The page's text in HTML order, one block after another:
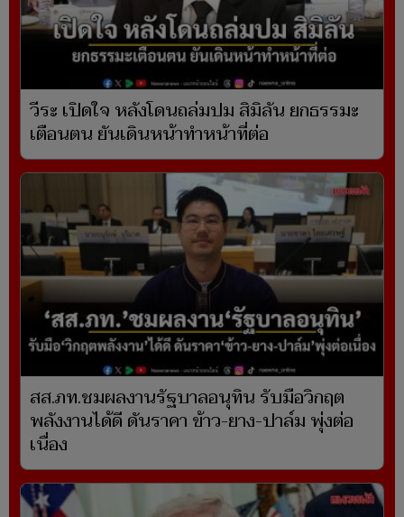
วีระ เปิดใจ หลังโดนถล่มปม สิมิลัน ยกธรรมะ
เตือนตน ยันเดินหน้าทำหน้าที่ต่อ
สส.ภท.ชมผลงานรัฐบาลอนุทิน รับมือวิกฤต
พลังงานได้ดี ดันราคา ข้าว-ยาง-ปาล์ม พุ่งต่อ
เนื่อง